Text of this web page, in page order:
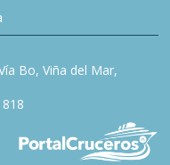
Bo, Viña del Mar,